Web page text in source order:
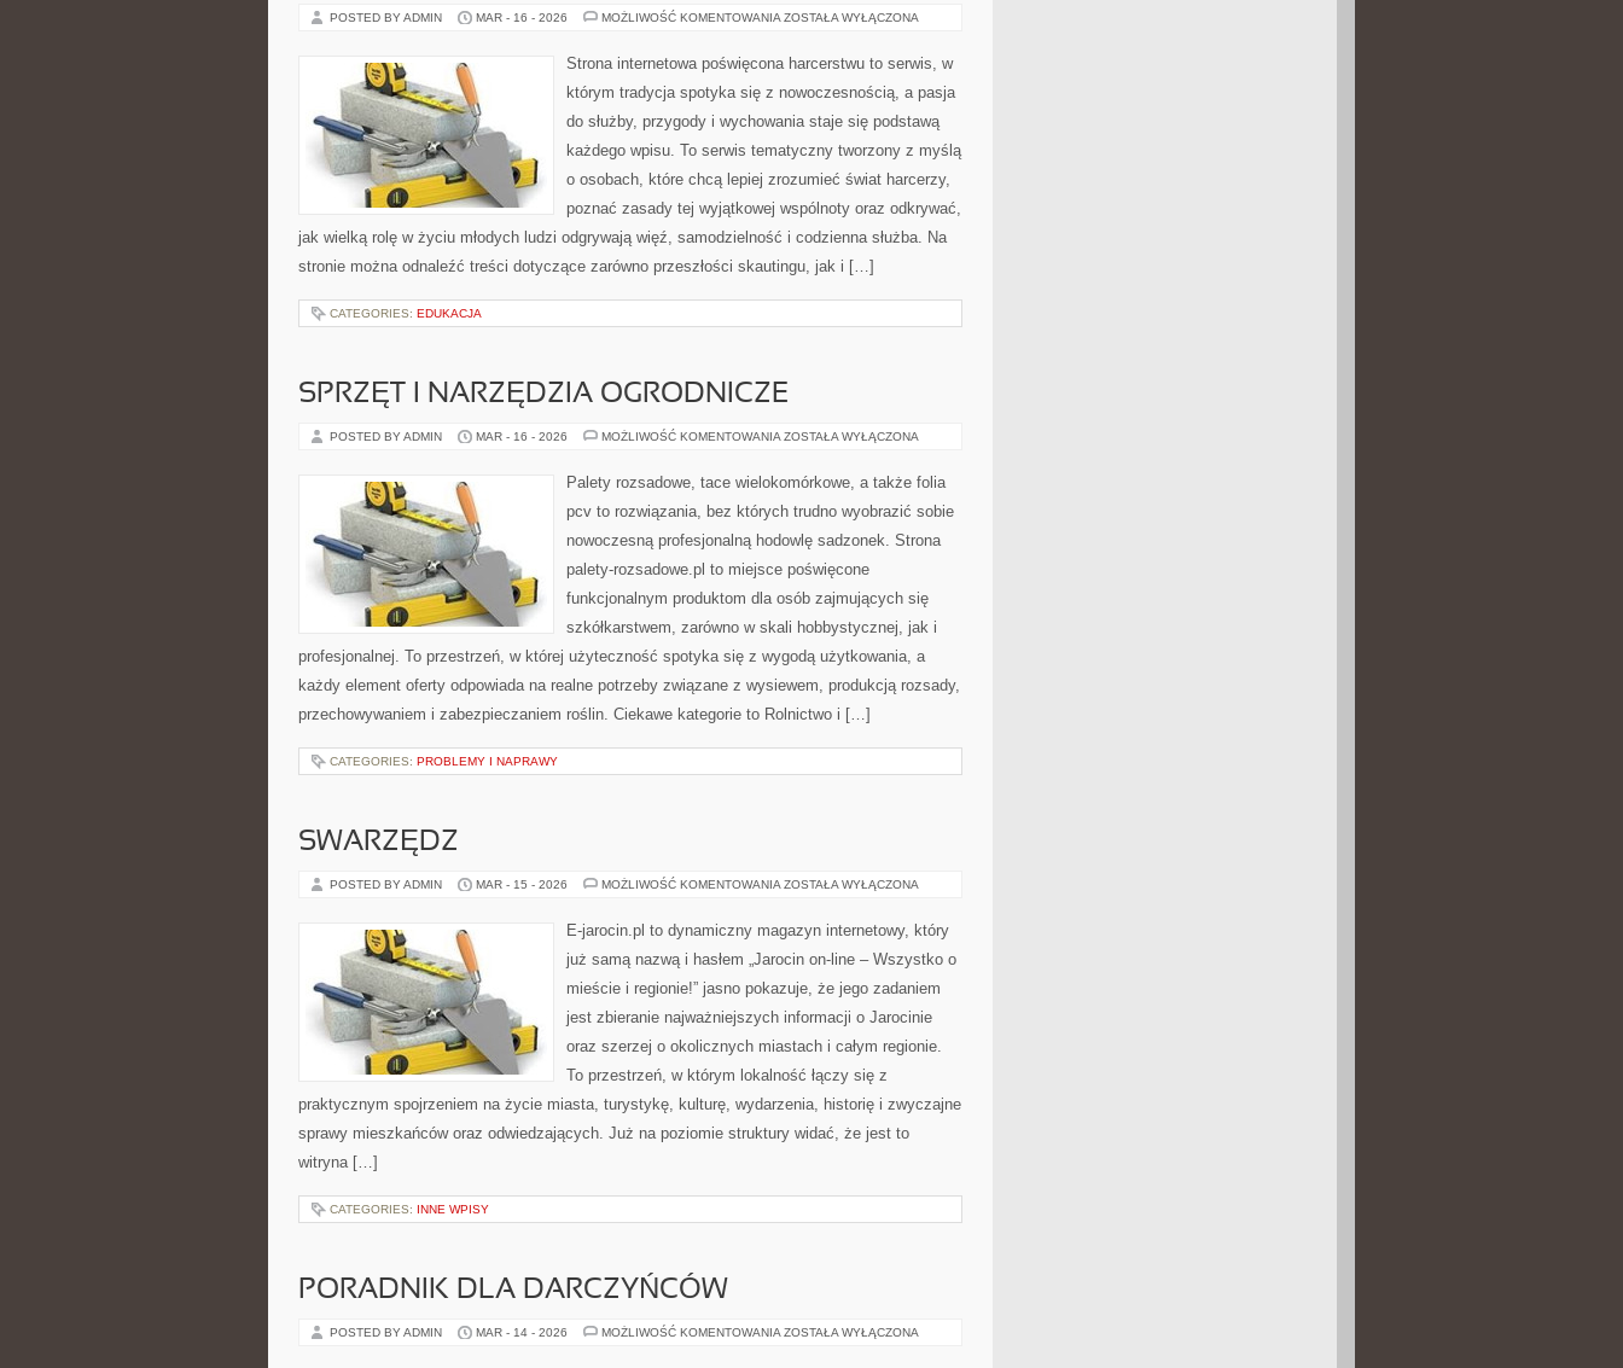
POSTED BY ADMIN MAR - 16 - 2026 MOŻLIWOŚĆ KOMENTOWANIA PRZYBORY
ZOSTAŁA WYŁĄCZONA
Strona internetowa poświęcona harcerstwu to serwis, w
którym tradycja spotyka się z nowoczesnością, a pasja
do służby, przygody i wychowania staje się podstawą
każdego wpisu. To serwis tematyczny tworzony z myślą
o osobach, które chcą lepiej zrozumieć świat harcerzy,
poznać zasady tej wyjątkowej wspólnoty oraz odkrywać,
jak wielką rolę w życiu młodych ludzi odgrywają więź, samodzielność i codzienna służba. Na
stronie można odnaleźć treści dotyczące zarówno przeszłości skautingu, jak i […]
CATEGORIES: EDUKACJA
SPRZĘT I NARZĘDZIA OGRODNICZE
POSTED BY ADMIN MAR - 16 - 2026 MOŻLIWOŚĆ KOMENTOWANIA SPRZĘT
OGRODNICZE
ZOSTAŁA WYŁĄCZONA
Palety rozsadowe, tace wielokomórkowe, a także folia
pcv to rozwiązania, bez których trudno wyobrazić sobie
nowoczesną profesjonalną hodowlę sadzonek. Strona
palety-rozsadowe.pl to miejsce poświęcone
funkcjonalnym produktom dla osób zajmujących się
szkółkarstwem, zarówno w skali hobbystycznej, jak i
profesjonalnej. To przestrzeń, w której użyteczność spotyka się z wygodą użytkowania, a
każdy element oferty odpowiada na realne potrzeby związane z wysiewem, produkcją rozsady,
przechowywaniem i zabezpieczaniem roślin. Ciekawe kategorie to Rolnictwo i […]
CATEGORIES: PROBLEMY I NAPRAWY
SWARZĘDZ
POSTED BY ADMIN MAR - 15 - 2026 MOŻLIWOŚĆ KOMENTOWANIA SWARZĘDZ
ZOSTAŁA WYŁĄCZONA
E-jarocin.pl to dynamiczny magazyn internetowy, który
już samą nazwą i hasłem „Jarocin on-line – Wszystko o
mieście i regionie!” jasno pokazuje, że jego zadaniem
jest zbieranie najważniejszych informacji o Jarocinie
oraz szerzej o okolicznych miastach i całym regionie.
To przestrzeń, w którym lokalność łączy się z
praktycznym spojrzeniem na życie miasta, turystykę, kulturę, wydarzenia, historię i zwyczajne
sprawy mieszkańców oraz odwiedzających. Już na poziomie struktury widać, że jest to
witryna […]
CATEGORIES: INNE WPISY
PORADNIK DLA DARCZYŃCÓW
POSTED BY ADMIN MAR - 14 - 2026 MOŻLIWOŚĆ KOMENTOWANIA PORADNIK
ZOSTAŁA WYŁĄCZONA